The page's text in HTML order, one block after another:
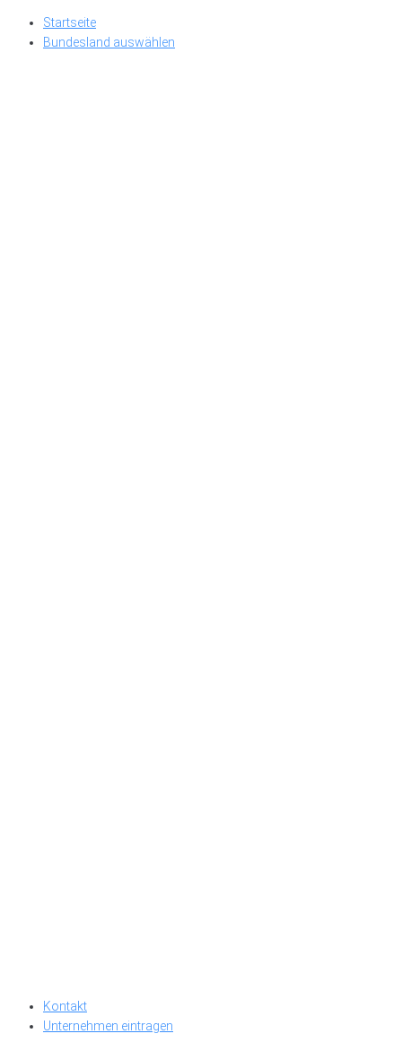
Skip
Startseite
Bundesland auswählen
Kontakt
Unternehmen eintragen